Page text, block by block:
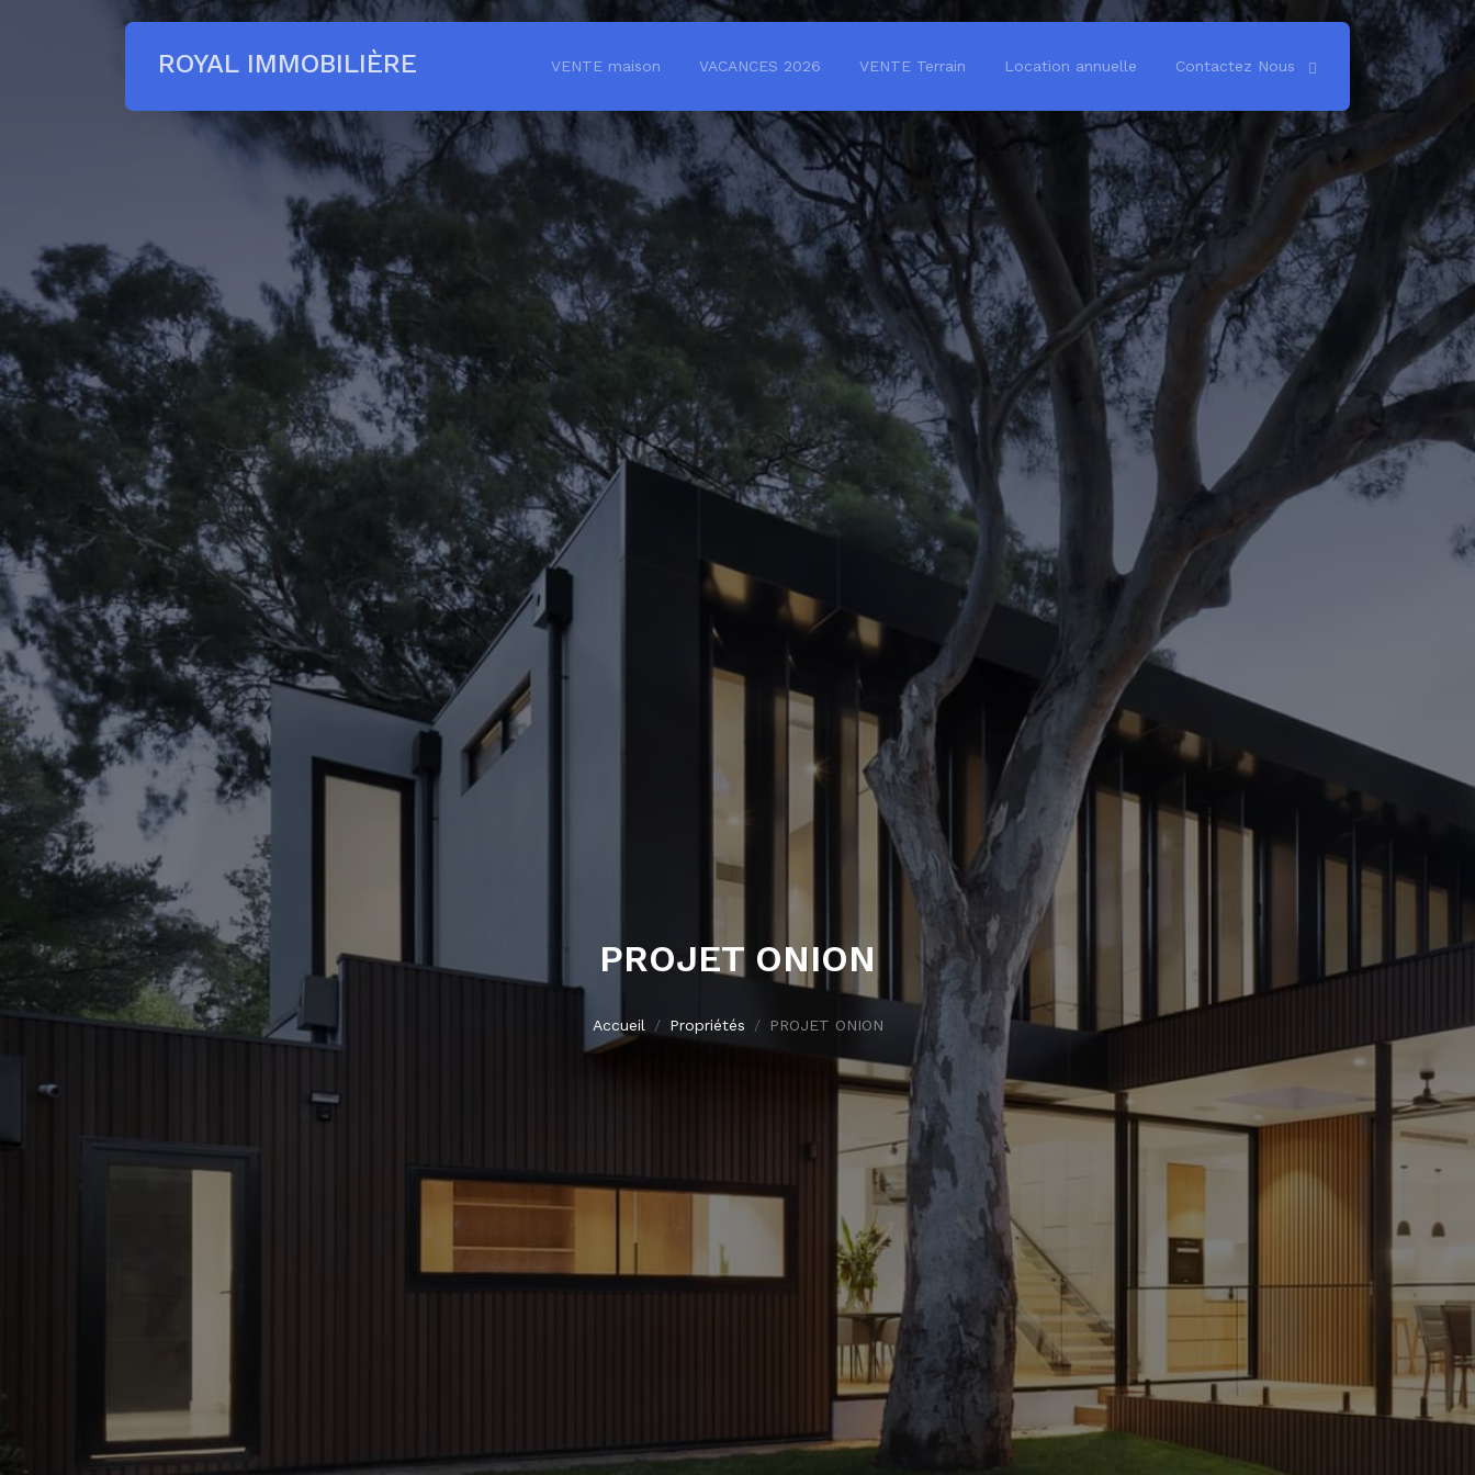
ROYAL IMMOBILIÈRE VENTE maison VACANCES 2026 VENTE Terrain Location annuelle Contactez Nous
PROJET ONION
Accueil Propriétés PROJET ONION